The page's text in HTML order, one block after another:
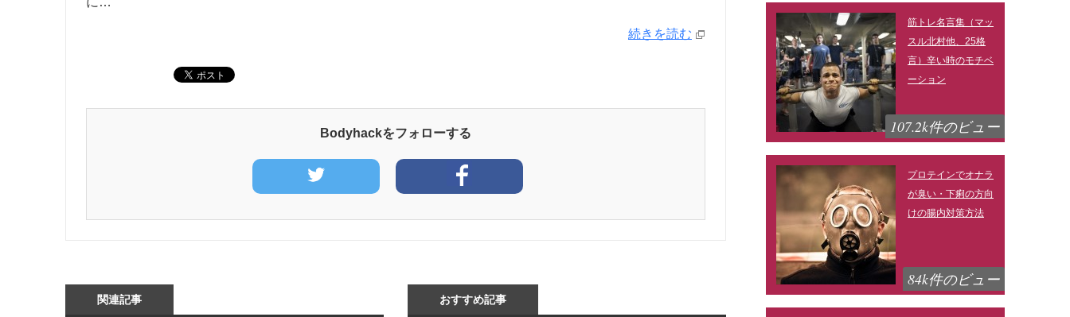
続きを読む
Bodyhackをフォローする
関連記事 おすすめ記事
筋トレ名言集（マッ
スル北村他、25格
言）辛い時のモチベ
ーション
107.2k件のビュー
プロテインでオナラ
が臭い・下痢の方向
けの腸内対策方法
84k件のビュー